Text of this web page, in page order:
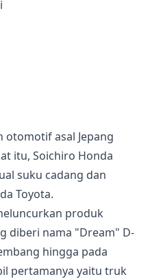
asal Jepang
itu, Soichiro Honda
suku cadang dan
Toyota.
produk
diberi nama "Dream" D-
hingga pada
pertamanya yaitu truk